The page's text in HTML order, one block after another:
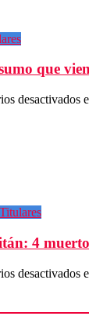
que
desactivados
Titulares
4
desactivados